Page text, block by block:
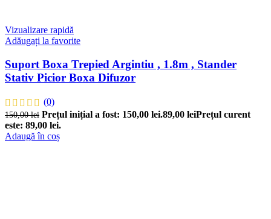
Vizualizare rapidă
Adăugați la favorite
Suport Boxa Trepied Argintiu , 1.8m , Stander
Stativ Picior Boxa Difuzor
(0)
150,00lei Prețul inițial a fost: 150,00 lei.89,00 leiPrețul curent
este: 89,00 lei.
Adaugă în coș